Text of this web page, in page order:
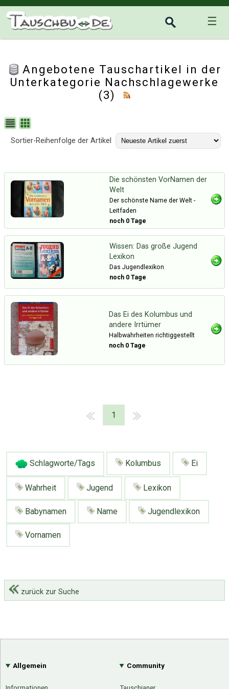
☰
Angebotene Tauschartikel in der
Unterkategorie Nachschlagewerke
(3)
Sortier-Reihenfolge der Artikel
Die schönsten VorNamen der
Welt
Der schönste Name der Welt -
Leitfaden
noch 0 Tage
Wissen: Das große Jugend
Lexikon
Das Jugendlexikon
noch 0 Tage
Das Ei des Kolumbus und
andere Irrtümer
Halbwahrheiten richtiggestellt
noch 0 Tage
1
Schlagworte/Tags Kolumbus Ei
Wahrheit Jugend Lexikon
Babynamen Name Jugendlexikon
Vornamen
zurück zur Suche
Allgemein
Informationen
Community
Tauschianer